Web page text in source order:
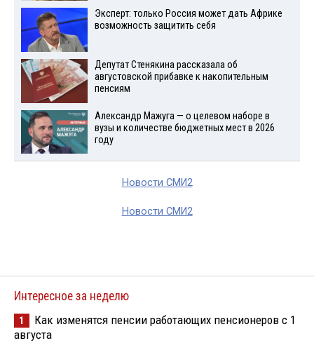
Эксперт: только Россия может дать Африке
возможность защитить себя
Депутат Стенякина рассказала об
августовской прибавке к накопительным
пенсиям
Александр Мажуга — о целевом наборе в
вузы и количестве бюджетных мест в 2026
году
Новости СМИ2
Новости СМИ2
Интересное за неделю
1
Как изменятся пенсии работающих пенсионеров с 1
августа